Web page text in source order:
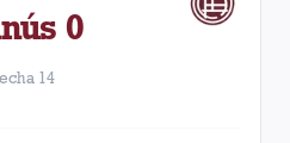
0
14